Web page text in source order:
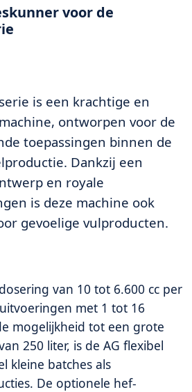
voor de
is een krachtige en
ontworpen voor de
toepassingen binnen de
Dankzij een
en royale
is deze machine ook
gevoelige vulproducten.
van 10 tot 6.600 cc per
met 1 tot 16
mogelijkheid tot een grote
250 liter, is de AG flexibel
kleine batches als
De optionele hef-